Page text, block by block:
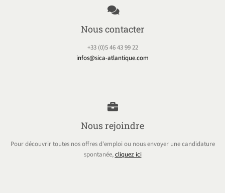
Nous contacter
+33 (0)5 46 43 99 22
infos@sica-atlantique.com
Nous rejoindre
Pour découvrir toutes nos offres d'emploi ou nous envoyer une candidature
spontanée,cliquez ici